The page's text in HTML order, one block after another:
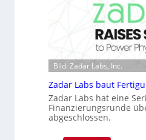
r
k
V
i
s
i
o
n
o
c
h
i
p
p
l
a
n
t
Ü
Bild: Zadar Labs, Inc.
Zadar Labs baut
Zadar Labs hat eine
Finanzierungsrunde
abgeschlossen.